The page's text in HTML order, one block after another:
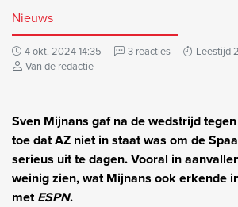
Nieuws
4 okt. 2024 14:35 3 reacties
Leestijd
Van de redactie
Sven Mijnans gaf na de wedstrijd
toe dat AZ niet in staat was om de
serieus uit te dagen. Vooral in
weinig zien, wat Mijnans ook erkende
metESPN.